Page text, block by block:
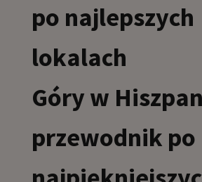
po najlepszych
lokalach
Góry w
przewodnik po